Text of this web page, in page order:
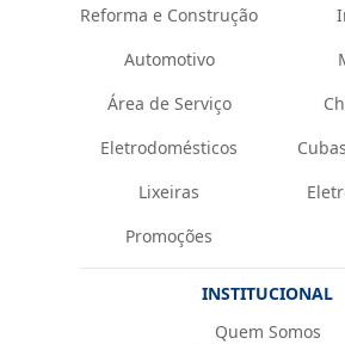
Reforma e Construção
Automotivo
Área de Serviço
Eletrodomésticos
Lixeiras
Promoções
INSTITUCIONAL
Quem Somos